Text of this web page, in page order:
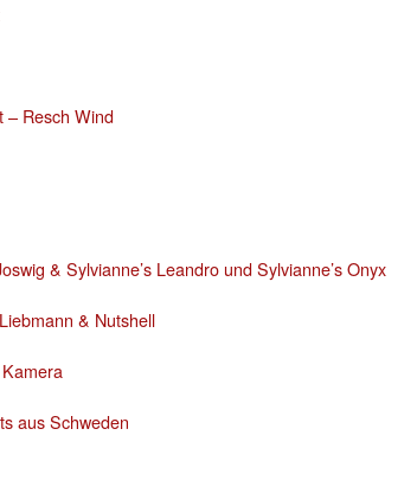
– Resch Wind
& Sylvianne’s Leandro und Sylvianne’s Onyx
& Nutshell
aus Schweden